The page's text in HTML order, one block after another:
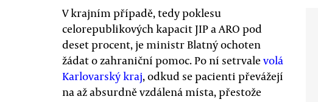
V krajním případě, tedy poklesu
celorepublikových kapacit JIP a ARO pod
deset procent, je ministr Blatný ochoten
žádat o zahraniční pomoc. Po ní setrvalevolá
Karlovarský kraj, odkud se pacienti převážejí
na až absurdně vzdálená místa, přestože